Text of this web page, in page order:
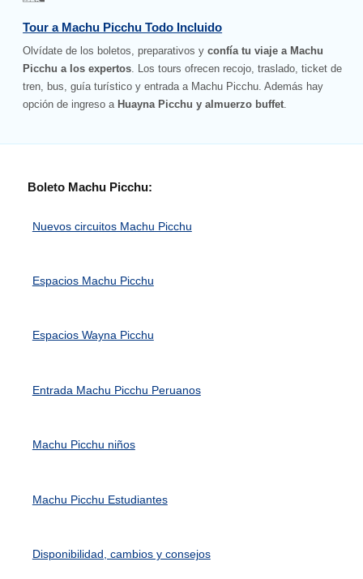
Tour a Machu Picchu Todo Incluido
Olvídate de los boletos, preparativos yconfía tu viaje a Machu
Picchu a los expertos . Los tours ofrecen recojo, traslado, ticket de
tren, bus, guía turístico y entrada a Machu Picchu. Además hay
opción de ingreso a Huayna Picchu y almuerzo buffet
Boleto Machu Picchu:
Nuevos circuitos Machu Picchu
Espacios Machu Picchu
Espacios Wayna Picchu
Entrada Machu Picchu Peruanos
Machu Picchu niños
Machu Picchu Estudiantes
Disponibilidad, cambios y consejos